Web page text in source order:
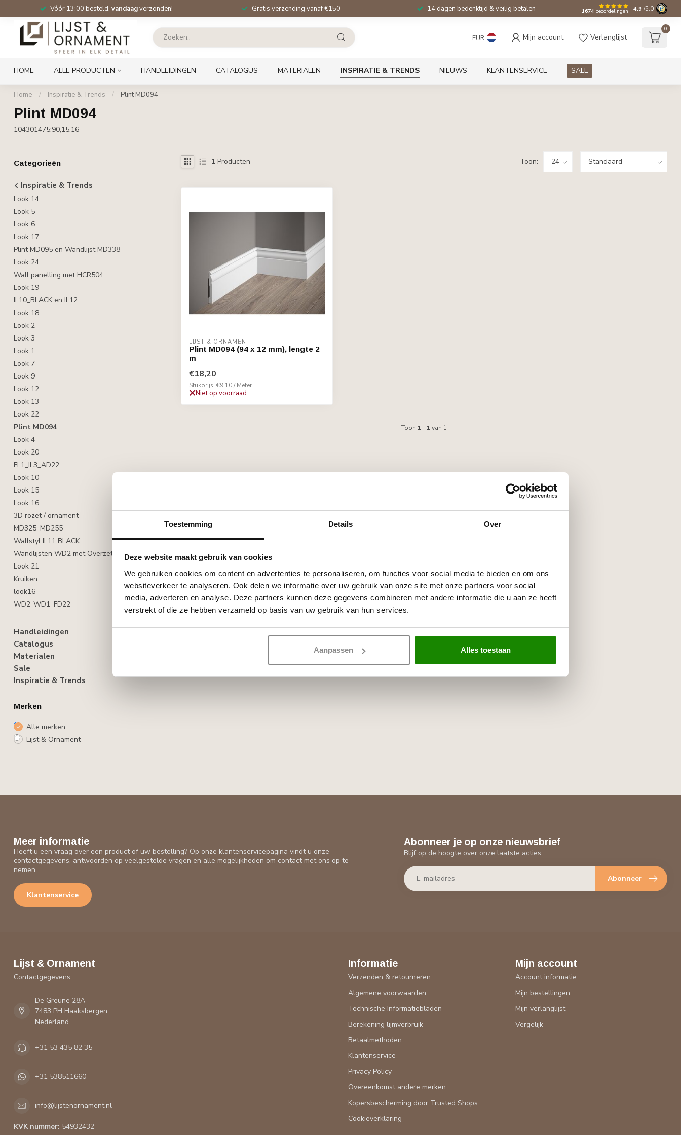
Toestemming Details Over
Deze website maakt gebruik van cookies
We gebruiken cookies om content en advertenties te personaliseren, om functies voor social media te bieden en om ons
websiteverkeer te analyseren. Ook delen we informatie over uw gebruik van onze site met onze partners voor social
media, adverteren en analyse. Deze partners kunnen deze gegevens combineren met andere informatie die u aan ze heeft
verstrekt of die ze hebben verzameld op basis van uw gebruik van hun services.
Aanpassen Alles toestaan
Vóór 13:00 besteld, vandaagverzonden! Gratis verzending vanaf €150 14 dagen bedenktijd & veilig betalen 1674beoordelingen 4.9 /5.0
EUR Mijn account Verlanglijst
0
HOME ALLE PRODUCTEN HANDLEIDINGEN CATALOGUS MATERIALEN INSPIRATIE & TRENDS NIEUWS KLANTENSERVICE SALE
Home / Inspiratie & Trends / Plint MD094
Plint MD094
104301475:90,15.16
Categorieën
Inspiratie & Trends
Look 14
Look 5
Look 6
Look 17
Plint MD095 en Wandlijst MD338
Look 24
Wall panelling met HCR504
Look 19
IL10_BLACK en IL12
Look 18
Look 2
Look 3
Look 1
Look 7
Look 9
Look 12
Look 13
Look 22
Plint MD094
Look 4
Look 20
FL1_IL3_AD22
Look 10
Look 15
Look 16
3D rozet / ornament
MD325_MD255
Wallstyl IL11 BLACK
Wandlijsten WD2 met Overzetplint CF2
Look 21
Kruiken
look16
WD2_WD1_FD22
Handleidingen
Catalogus
Materialen
Sale
Inspiratie & Trends
Merken
Alle merken
Lijst & Ornament
1 Producten Toon:
LIJST & ORNAMENT
Plint MD094 (94 x 12 mm), lengte 2
m
€18,20
Stukprijs: €9,10 / Meter
Niet op voorraad
Toon 1 - 1 van 1
Meer informatie
Heeft u een vraag over een product of uw bestelling? Op onze klantenservicepagina vindt u onze
contactgegevens, antwoorden op veelgestelde vragen en alle mogelijkheden om contact met ons op te
nemen.
Klantenservice
Abonneer je op onze nieuwsbrief
Blijf op de hoogte over onze laatste acties
Abonneer
Lijst & Ornament
Contactgegevens
De Greune 28A
7483 PH Haaksbergen
Nederland
+31 53 435 82 35
+31 538511660
info@lijstenornament.nl
KVK nummer: 54932432
Informatie
Verzenden & retourneren
Algemene voorwaarden
Technische Informatiebladen
Berekening lijmverbruik
Betaalmethoden
Klantenservice
Privacy Policy
Overeenkomst andere merken
Kopersbescherming door Trusted Shops
Cookieverklaring
Mijn account
Account informatie
Mijn bestellingen
Mijn verlanglijst
Vergelijk